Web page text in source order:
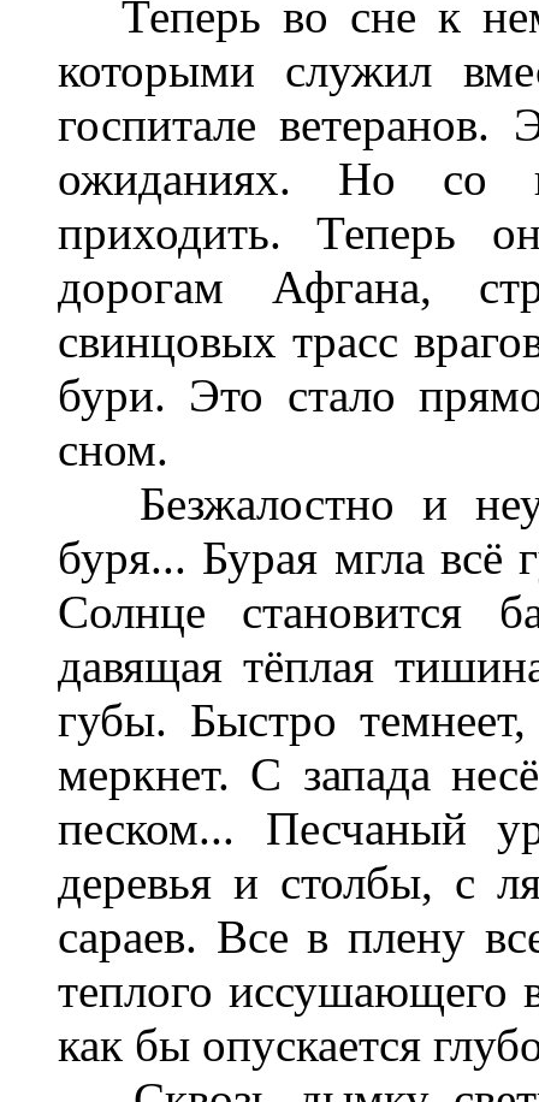
Теперь во сне к
которыми служил
госпитале
ожиданиях. Но со
приходить. Теперь
дорогам Афгана,
свинцовых трасс
бури. Это стало
сном.
Безжалостно и
буря... Бурая мгла всё
Солнце становится
давящая тёплая
губы. Быстро
меркнет. С запада
песком... Песчаный
деревья и столбы, с
сараев. Все в плену
теплого иссушающего
как бы опускается